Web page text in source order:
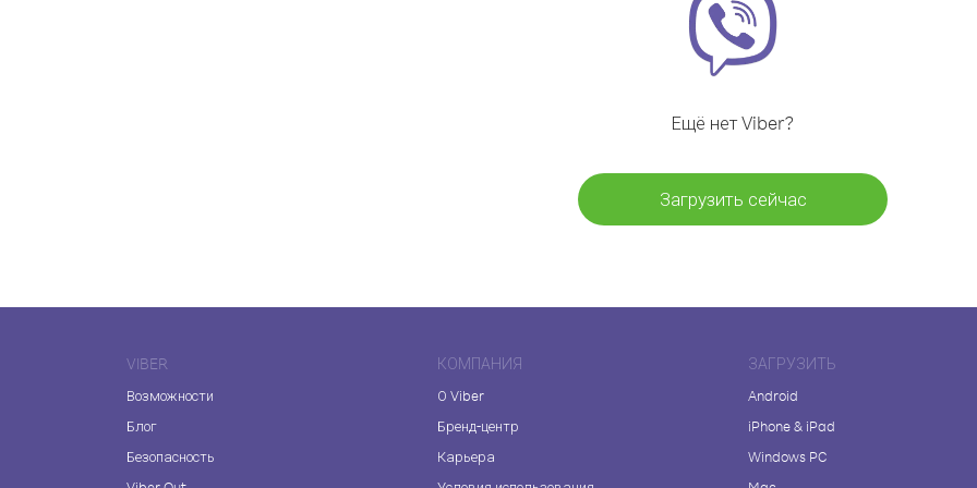
Ещё нет Viber?
Загрузить сейчас
VIBER
Возможности
Блог
Безопасность
КОМПАНИЯ
О Viber
Бренд-центр
Карьера
ЗАГРУЗИТЬ
Android
iPhone & iPad
Windows PC